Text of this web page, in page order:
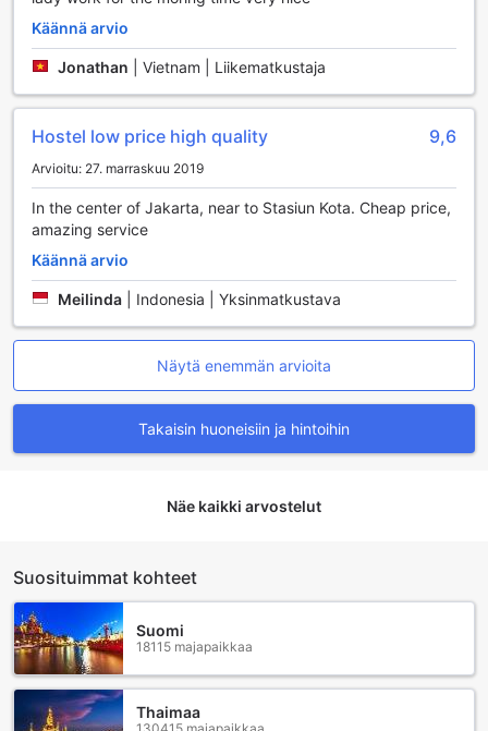
opastamaan paikallisissa liikennevaihtoehdoissa, jotta
jokainen voi tutustua Jakartaan helposti ja vaivattomasti.
Teduh Hostelin Huonevarustelu
vierailleen modernit ja mukautuvat huonevarustelut, jotka
tekevät oleskelustasi miellyttävän ja rentouttavan.
lämpötilan, riippumatta siitä, kuinka kuuma ja kostea
Jakartan sää saattaa olla. Tämä mahdollistaa rauhallisen
pitkän päivän jälkeen.
Lisäksi jokaisessa huoneessa on jääkaappi, joka tarjoaa
kätevän vaihtoehdon pienten välipalojen ja juomien
säilyttämiseen. Voit nauttia kylmiä juomia tai säilyttää
tuoreita hedelmiä helposti saatavilla, mikä tekee
oleskelustasi entistä mukavammaksi. Teduh Hostelin
luoden täydelliset puitteet unohtumattomalle vierailulle
Yhteinen keittiö on täydellinen paikka, jossa voit valmistaa
kanssa. Keittiössä on kaikki tarvittavat välineet, joten voit
kokeilla paikallisia reseptejä tai valmistaa
suosikkiannoksiasi. Tämä yhteisöllinen ympäristö tekee
ruoanlaitosta hauskaa ja sosiaalista, luoden samalla uusia
ystävyyssuhteita.
Aamiaisbuffetti on yksi Teduh Hostelin kohokohdista,
Käännä arvio
Jonathan Vietnam | Liikematkustaja
Hostel low price high quality 9,6
Arvioitu: 27. marraskuu 2019
In the center of Jakarta, near to Stasiun Kota. Cheap price,
amazing service
Käännä arvio
Meilinda Indonesia | Yksinmatkustava
Näytä enemmän arvioita
Takaisin huoneisiin ja hintoihin
Näe kaikki arvostelut
Suosituimmat kohteet
Suomi
18115 majapaikkaa
Thaimaa